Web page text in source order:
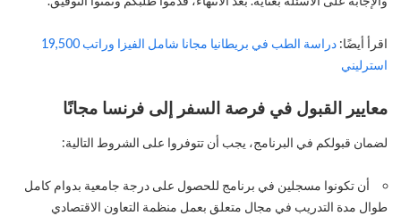
اقرأ أيضًا:
دراسة الطب في بريطانيا مجانا شامل الفيزا وراتب 19,500
استرليني
معايير القبول في فرصة السفر إلى فرنسا مجانًا
لضمان قبولكم في البرنامج، يجب أن تتوفروا على الشروط التالية:
أن تكونوا مسجلين في برنامج للحصول على درجة جامعية بدوام كامل
طوال مدة التدريب في مجال متعلق بعمل منظمة التعاون الاقتصادي